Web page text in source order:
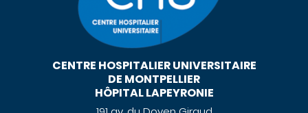
CENTRE HOSPITALIER UNIVERSITAIRE
DE MONTPELLIER
HÔPITAL LAPEYRONIE